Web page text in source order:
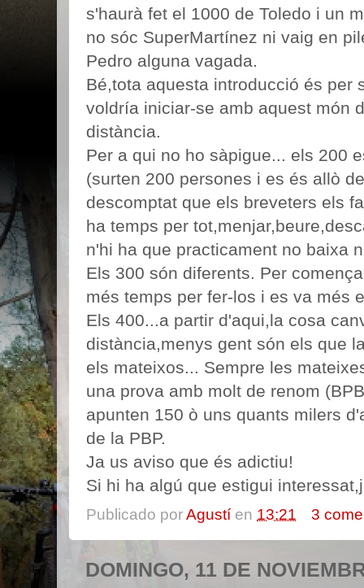
s'haurà fet el 1000 de Toledo i un
no sóc SuperMartínez ni vaig en
Pedro alguna vagada.
Bé,tota aquesta introducció és per
voldría iniciar-se amb aquest món
distància.
Per a qui no ho sàpigue... els 200
(surten 200 persones i es és allò
descomptat que els breveters els
ha temps per
n'hi ha que practicament no baixa
Els 300 són diferents. Per
més temps per fer-los i es va més
Els 400...a partir d'aqui,la cosa
distància,menys gent són els que
els mateixos... Sempre les
una prova amb molt de renom
apunten 150 ò uns quants milers
de la PBP.
Ja us aviso que és adictiu!
Si hi ha algú que estigui
Publicado porAgustí en 13:21 3
DOMINGO, 11 DE